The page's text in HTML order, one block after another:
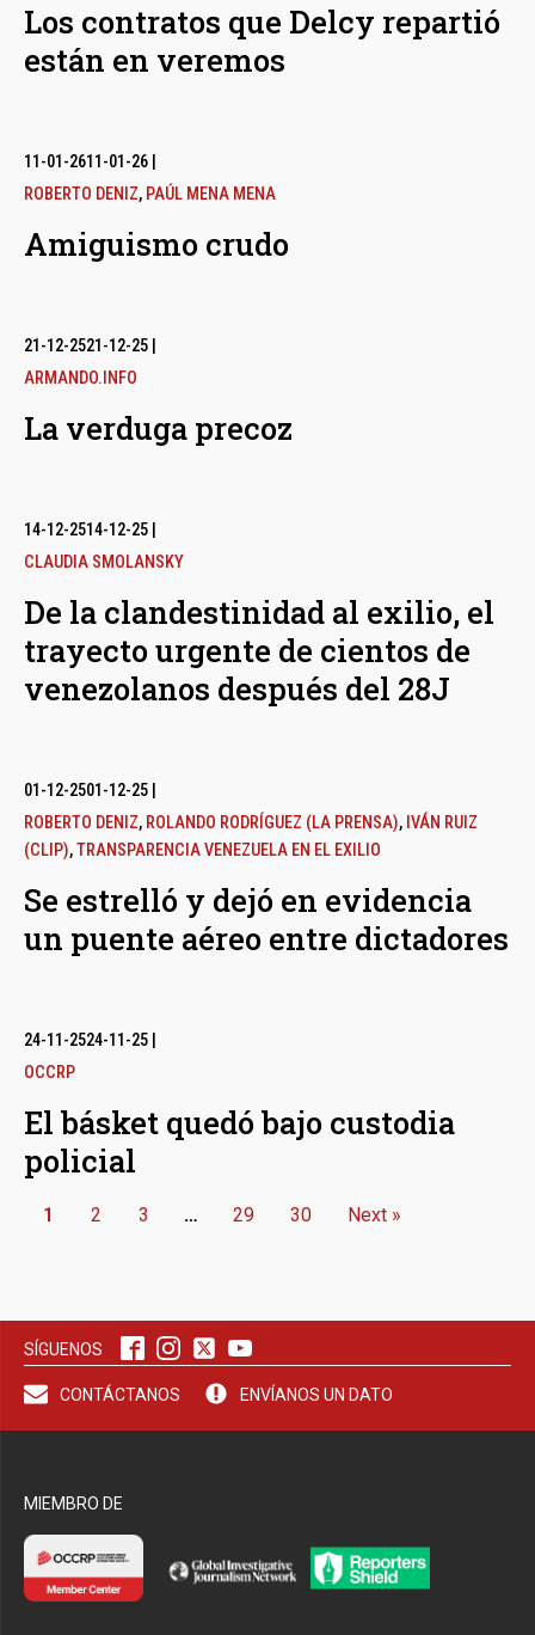
Los contratos que Delcy repartió
están en veremos
11-01-2611-01-26
ROBERTO DENIZ, PAÚL MENA MENA
Amiguismo crudo
21-12-2521-12-25
ARMANDO.INFO
La verduga precoz
14-12-2514-12-25
CLAUDIA SMOLANSKY
De la clandestinidad al exilio, el
trayecto urgente de cientos de
venezolanos después del 28J
01-12-2501-12-25
ROBERTO DENIZ, ROLANDO RODRÍGUEZ (LA PRENSA), IVÁN RUIZ
(CLIP),TRANSPARENCIA VENEZUELA EN EL EXILIO
Se estrelló y dejó en evidencia
un puente aéreo entre dictadores
24-11-2524-11-25
OCCRP
El básket quedó bajo custodia
policial
1 2 3 … 29 30 Next »
SÍGUENOS
CONTÁCTANOS ENVÍANOS UN DATO
MIEMBRO DE